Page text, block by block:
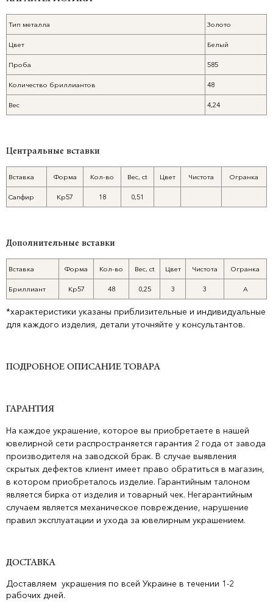
Тип металла Золото
Цвет Белый
Проба 585
Количество бриллиантов 48
Вес 4,24
Центральные вставки
Вставка Форма Кол-во Вес, ct Цвет Чистота Огранка
Сапфир Кр57 18 0,51
Дополнительные вставки
Вставка Форма Кол-во Вес, ct Цвет Чистота Огранка
Бриллиант Кр57 48 0,25 3 3 А
*характеристики указаны приблизительные и индивидуальные
для каждого изделия, детали уточняйте у консультантов.
ПОДРОБНОЕ ОПИСАНИЕ ТОВАРА
ГАРАНТИЯ
На каждое украшение, которое вы приобретаете в нашей
ювелирной сети распространяется гарантия 2 года от завода
производителя на заводской брак. В случае выявления
скрытых дефектов клиент имеет право обратиться в магазин,
в котором приобреталось изделие. Гарантийным талоном
является бирка от изделия и товарный чек. Негарантийным
случаем является механическое повреждение, нарушение
правил эксплуатации и ухода за ювелирным украшением.
ДОСТАВКА
Доставляем украшения по всей Украине в течении 1-2
рабочих дней.